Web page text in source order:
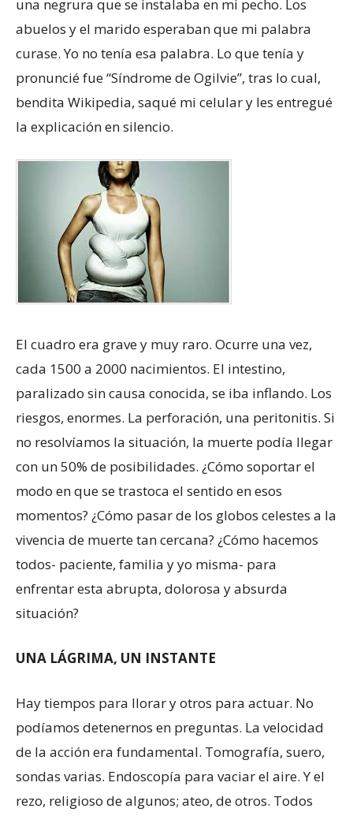
una negrura que se instalaba en mi pecho. Los
abuelos y el marido esperaban que mi palabra
curase. Yo no tenía esa palabra. Lo que tenía y
pronuncié fue “Síndrome de Ogilvie”, tras lo cual,
bendita Wikipedia, saqué mi celular y les entregué
la explicación en silencio.
El cuadro era grave y muy raro. Ocurre una vez,
cada 1500 a 2000 nacimientos. El intestino,
paralizado sin causa conocida, se iba inflando. Los
riesgos, enormes. La perforación, una peritonitis. Si
no resolvíamos la situación, la muerte podía llegar
con un 50% de posibilidades. ¿Cómo soportar el
modo en que se trastoca el sentido en esos
momentos? ¿Cómo pasar de los globos celestes a la
vivencia de muerte tan cercana? ¿Cómo hacemos
todos- paciente, familia y yo misma- para
enfrentar esta abrupta, dolorosa y absurda
situación?
UNA LÁGRIMA, UN INSTANTE
Hay tiempos para llorar y otros para actuar. No
podíamos detenernos en preguntas. La velocidad
de la acción era fundamental. Tomografía, suero,
sondas varias. Endoscopía para vaciar el aire. Y el
rezo, religioso de algunos; ateo, de otros. Todos